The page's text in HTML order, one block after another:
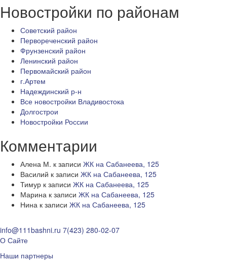
Новостройки по районам
Советский район
Первореченский район
Фрунзенский район
Ленинский район
Первомайский район
г.Артем
Надеждинский р-н
Все новостройки Владивостока
Долгострои
Новостройки России
Комментарии
Алена М. к записи ЖК на Сабанеева, 125
Василий к записи ЖК на Сабанеева, 125
Тимур к записи ЖК на Сабанеева, 125
Марина к записи ЖК на Сабанеева, 125
Нина к записи ЖК на Сабанеева, 125
info@111bashni.ru 7(423) 280-02-07
О Сайте
Наши партнеры